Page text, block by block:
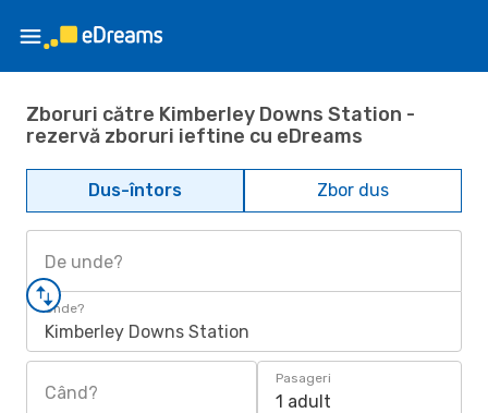
Zboruri către Kimberley Downs Station -
rezervă zboruri ieftine cu eDreams
Dus-întors Zbor dus
De unde?
Unde?
Kimberley Downs Station
Când?
Pasageri
1 adult